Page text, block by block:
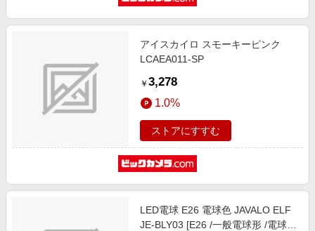
アイスカイロ スモーキーピンク
LCAEA011-SP
￥ 3,278
1.0%
ストアにすすむ
LED電球 E26 電球色 JAVALO ELF
JE-BLY03 [E26 /一般電球形 /電球色